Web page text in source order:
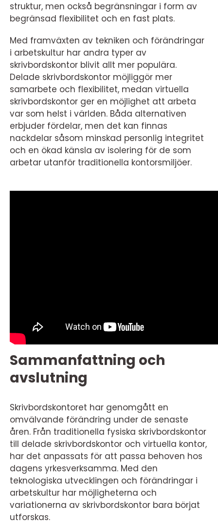
struktur, men också begränsningar i form av
begränsad flexibilitet och en fast plats.
Med framväxten av tekniken och förändringar
i arbetskultur har andra typer av
skrivbordskontor blivit allt mer populära.
Delade skrivbordskontor möjliggör mer
samarbete och flexibilitet, medan virtuella
skrivbordskontor ger en möjlighet att arbeta
var som helst i världen. Båda alternativen
erbjuder fördelar, men det kan finnas
nackdelar såsom minskad personlig integritet
och en ökad känsla av isolering för de som
arbetar utanför traditionella kontorsmiljöer.
Sammanfattning och
avslutning
Skrivbordskontoret har genomgått en
omvälvande förändring under de senaste
åren. Från traditionella fysiska skrivbordskontor
till delade skrivbordskontor och virtuella kontor,
har det anpassats för att passa behoven hos
dagens yrkesverksamma. Med den
teknologiska utvecklingen och förändringar i
arbetskultur har möjligheterna och
variationerna av skrivbordskontor bara börjat
utforskas.